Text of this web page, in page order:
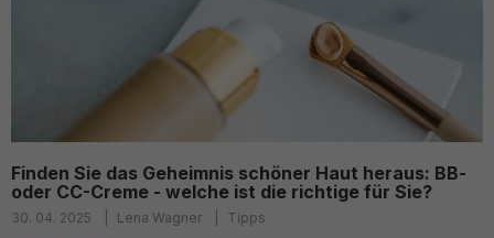
Finden Sie das Geheimnis schöner Haut heraus: BB-
oder CC-Creme - welche ist die richtige für Sie?
30. 04. 2025 Lena Wagner Tipps